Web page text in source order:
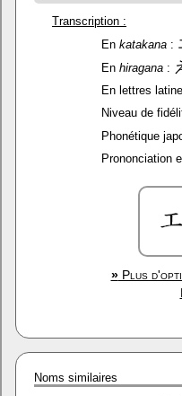
Transcription :
En katakana :
En hiragana :
En lettres
Niveau de
Phonétique
Prononciation
»Plus
Noms similaires